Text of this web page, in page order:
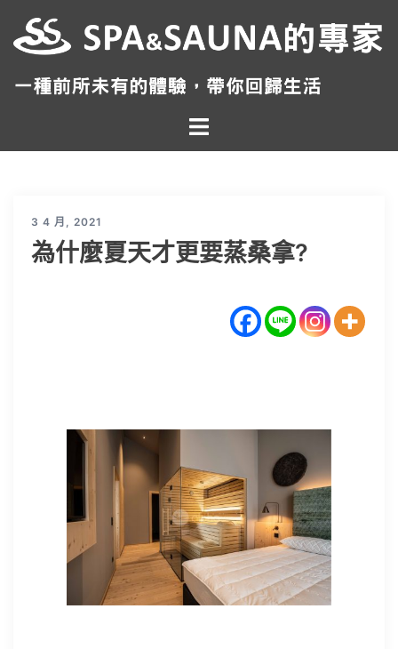
至
Toggle
menu
3 4 月, 2021
為什麼夏天才更要蒸桑拿?